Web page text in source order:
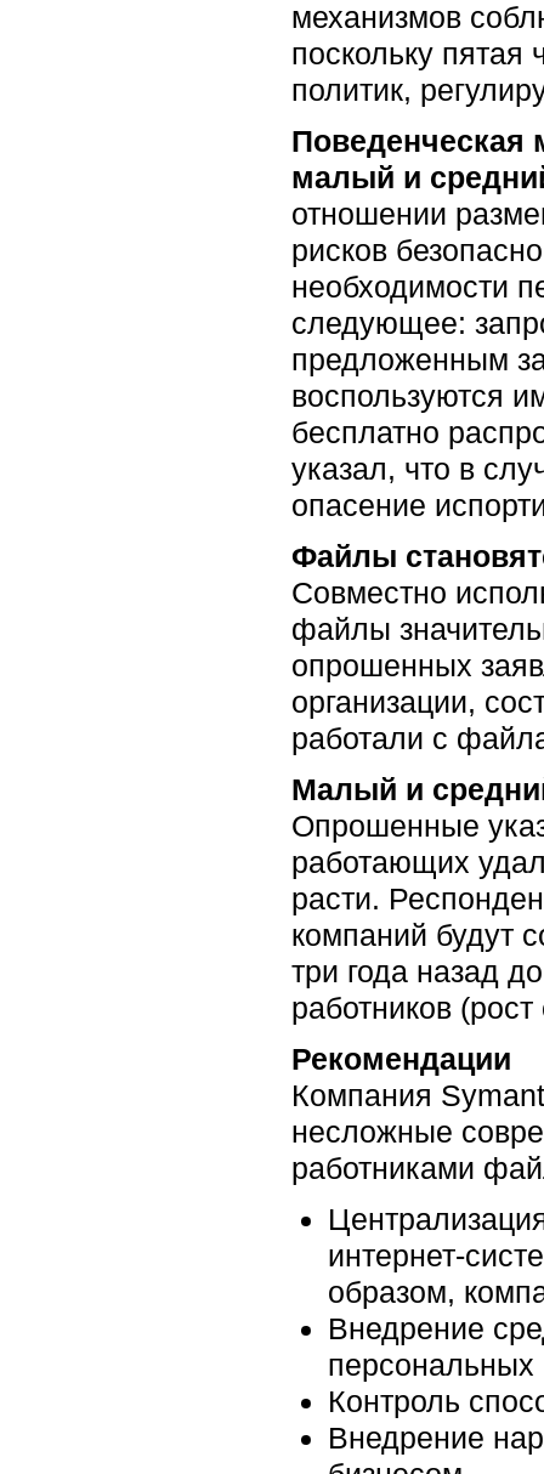
механизмов
поскольку
политик,
Поведенческая
малый и
отношении
рисков
необходимости
следующее:
предложенным
воспользуются
бесплатно
указал, что в
опасение
Файлы
Совместно
файлы
опрошенных
организации,
работали с
Малый и
Опрошенные
работающих
расти.
компаний будут
три года назад
работников
Рекомендации
Компания
несложные
работниками
интернет-
образом,
Внедрение
персональных
Контроль
Внедрение